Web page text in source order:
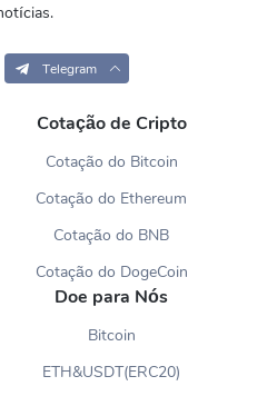
Telegram
Cotação de Cripto
Cotação do Bitcoin
Cotação do Ethereum
Cotação do BNB
Cotação do DogeCoin
Doe para Nós
Bitcoin
ETH&USDT(ERC20)